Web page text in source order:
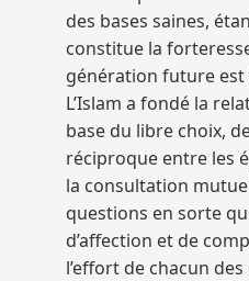
des bases saines,
constitue la
génération future est
L’Islam a fondé la
base du libre choix,
réciproque entre les
la consultation
questions en sorte
d’affection et de
l’effort de chacun